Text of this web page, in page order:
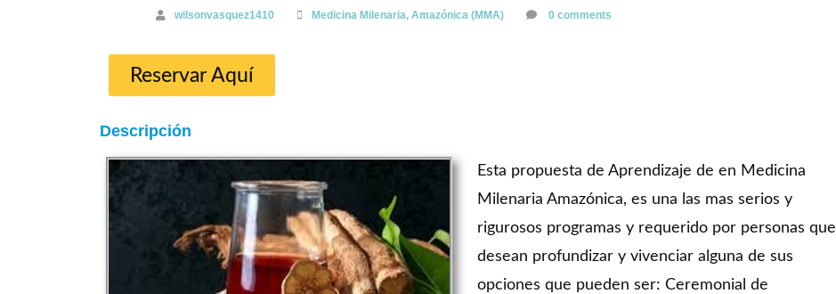
wilsonvasquez1410 Medicina Milenaria, Amazónica (MMA) 0 comments
Reservar Aquí
Descripción
Esta propuesta de Aprendizaje de en Medicina
Milenaria Amazónica, es una las mas serios y
rigurosos programas y requerido por personas que
desean profundizar y vivenciar alguna de sus
opciones que pueden ser: Ceremonial de